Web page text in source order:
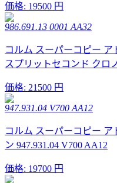
価格: 19500 円
986.691.13 0001 AA32
コルム スーパーコピー
スプリットセコンド クロ
価格: 21500 円
947.931.04 V700 AA12
コルム スーパーコピー ア
ン 947.931.04 V700 AA12
価格: 19700 円